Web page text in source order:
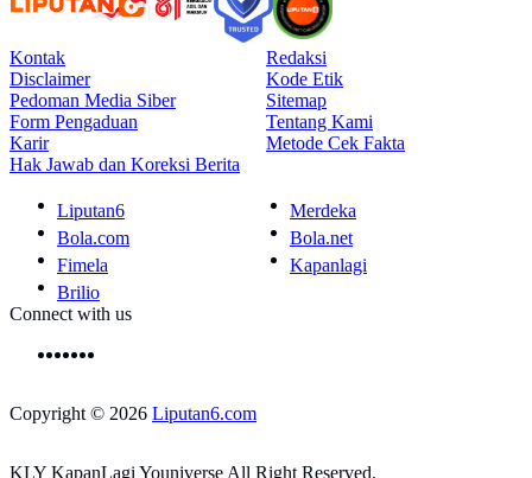
Kontak
Redaksi
Disclaimer
Kode Etik
Pedoman Media Siber
Sitemap
Form Pengaduan
Tentang Kami
Karir
Metode Cek Fakta
Hak Jawab dan Koreksi Berita
Liputan6
Merdeka
Bola.com
Bola.net
Fimela
Kapanlagi
Brilio
Connect with us
Copyright © 2026 Liputan6.com
KLY KapanLagi Youniverse All Right Reserved.